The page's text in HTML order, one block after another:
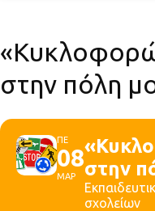
στην πόλη
ΠΕ
08
ΜΑΡ
στην
σχολείων